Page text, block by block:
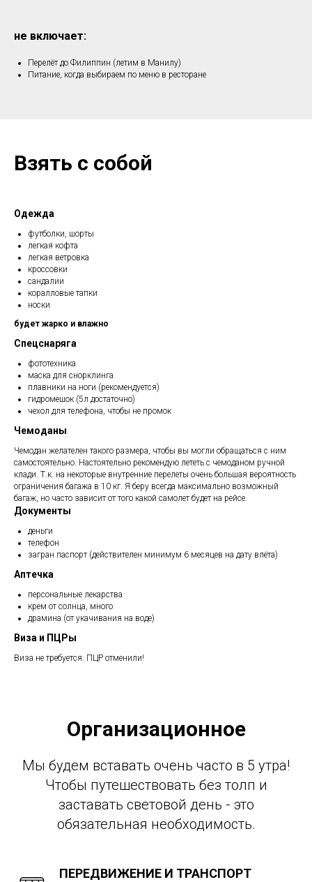
не включает:
Перелёт до Филиппин (летим в Манилу)
Питание, когда выбираем по меню в ресторане
Взять с собой
Одежда
футболки, шорты
легкая кофта
легкая ветровка
кроссовки
сандалии
коралловые тапки
носки
будет жарко и влажно
Спецснаряга
фототехника
маска для снорклинга
плавники на ноги (рекомендуется)
гидромешок (5л достаточно)
чехол для телефона, чтобы не промок
Чемоданы
Чемодан желателен такого размера, чтобы вы могли обращаться с ним
самостоятельно. Настоятельно рекомендую лететь с чемоданом ручной
клади. Т.к. на некоторые внутренние перелеты очень большая вероятность
ограничения багажа в 10 кг. Я беру всегда максимально возможный
багаж, но часто зависит от того какой самолет будет на рейсе.
Документы
деньги
телефон
загран паспорт (действителен минимум 6 месяцев на дату влёта)
Аптечка
персональные лекарства
крем от солнца, много
драмина (от укачивания на воде)
Виза и ПЦРы
Виза не требуется. ПЦР отменили!
Организационное
Мы будем вставать очень часто в 5 утра!
Чтобы путешествовать без толп и
заставать световой день - это
обязательная необходимость.
ПЕРЕДВИЖЕНИЕ И ТРАНСПОРТ